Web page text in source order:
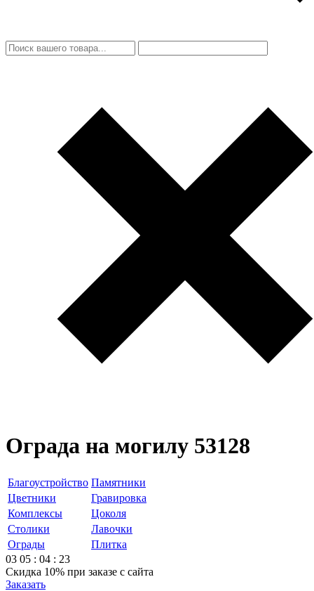
Ограда на могилу 53128
Благоустройство Памятники
Цветники
Гравировка
Комплексы
Цоколя
Столики
Лавочки
Ограды
Плитка
03 05 : 04 : 23
Скидка 10% при заказе с сайта
Заказать